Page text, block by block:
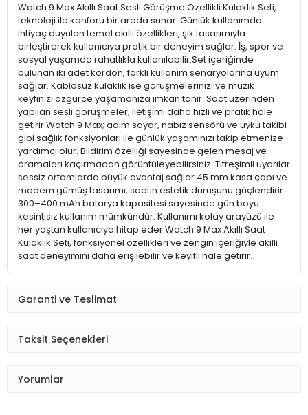
Watch 9 Max Akıllı Saat Sesli Görüşme Özellikli Kulaklık Seti,
teknoloji ile konforu bir arada sunar. Günlük kullanımda
ihtiyaç duyulan temel akıllı özellikleri, şık tasarımıyla
birleştirerek kullanıcıya pratik bir deneyim sağlar. İş, spor ve
sosyal yaşamda rahatlıkla kullanılabilir.Set içeriğinde
bulunan iki adet kordon, farklı kullanım senaryolarına uyum
sağlar. Kablosuz kulaklık ise görüşmelerinizi ve müzik
keyfinizi özgürce yaşamanıza imkan tanır. Saat üzerinden
yapılan sesli görüşmeler, iletişimi daha hızlı ve pratik hale
getirir.Watch 9 Max; adım sayar, nabız sensörü ve uyku takibi
gibi sağlık fonksiyonları ile günlük yaşamınızı takip etmenize
yardımcı olur. Bildirim özelliği sayesinde gelen mesaj ve
aramaları kaçırmadan görüntüleyebilirsiniz. Titreşimli uyarılar
sessiz ortamlarda büyük avantaj sağlar.45 mm kasa çapı ve
modern gümüş tasarımı, saatin estetik duruşunu güçlendirir.
300–400 mAh batarya kapasitesi sayesinde gün boyu
kesintisiz kullanım mümkündür. Kullanımı kolay arayüzü ile
her yaştan kullanıcıya hitap eder.Watch 9 Max Akıllı Saat
Kulaklık Seti, fonksiyonel özellikleri ve zengin içeriğiyle akıllı
saat deneyimini daha erişilebilir ve keyifli hale getirir.
Garanti ve Teslimat
Taksit Seçenekleri
Yorumlar